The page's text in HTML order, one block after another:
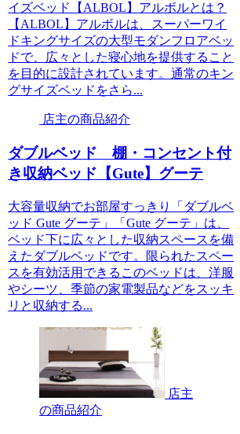
イズベッド【ALBOL】アルボルとは？
【ALBOL】アルボルは、スーパーワイ
ドキングサイズの大型モダンフロアベッ
ドで、広々とした寝心地を提供すること
を目的に設計されています。通常のキン
グサイズベッドをさら...
店主の商品紹介
ダブルベッド 棚・コンセント付
き収納ベッド【Gute】グーテ
大容量収納でお部屋すっきり「ダブルベ
ッド Gute グーテ」「Gute グーテ」は、
ベッド下に広々とした収納スペースを備
えたダブルベッドです。限られたスペー
スを有効活用できるこのベッドは、洋服
やシーツ、季節の家電製品などをスッキ
リと収納する...
店主
の商品紹介